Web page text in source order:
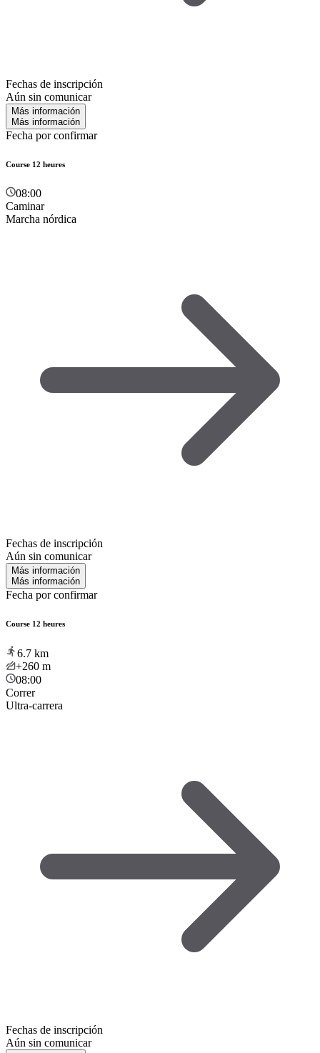
Fechas de inscripción
Aún sin comunicar
Más información
Más información
Fecha por confirmar
Course 12 heures
08:00
Caminar
Marcha nórdica
Fechas de inscripción
Aún sin comunicar
Más información
Más información
Fecha por confirmar
Course 12 heures
6.7 km
+260 m
08:00
Correr
Ultra-carrera
Fechas de inscripción
Aún sin comunicar